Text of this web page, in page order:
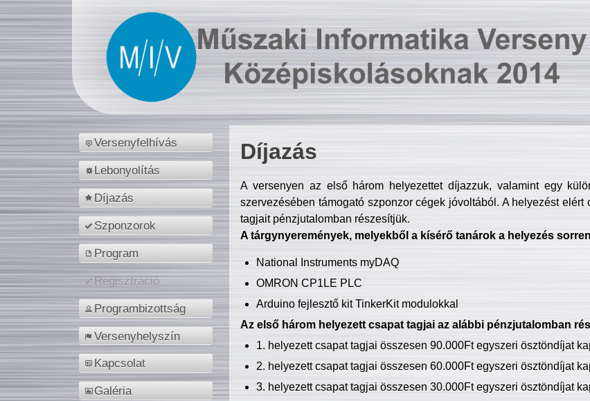
Versenyfelhívás
Lebonyolítás
Díjazás
Szponzorok
Program
Regisztráció
Programbizottság
Versenyhelyszín
Kapcsolat
Galéria
Díjazás
A versenyen az első három helyezettet díjazzuk, valamint egy
szervezésében támogató szponzor cégek jóvoltából. A helyezést
tagjait pénzjutalomban részesítjük.
A tárgynyeremények, melyekből a kísérő tanárok a helyezés
National Instruments myDAQ
OMRON CP1LE PLC
Arduino fejlesztő kit TinkerKit modulokkal
Az első három helyezett csapat tagjai az alábbi pénzjutalomban
1. helyezett csapat tagjai összesen 90.000Ft egyszeri ösztöndíjat
2. helyezett csapat tagjai összesen 60.000Ft egyszeri ösztöndíjat
3. helyezett csapat tagjai összesen 30.000Ft egyszeri ösztöndíjat